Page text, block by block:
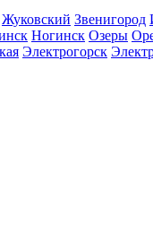
Жуковский Звенигород
Ногинск Озеры
Электрогорск